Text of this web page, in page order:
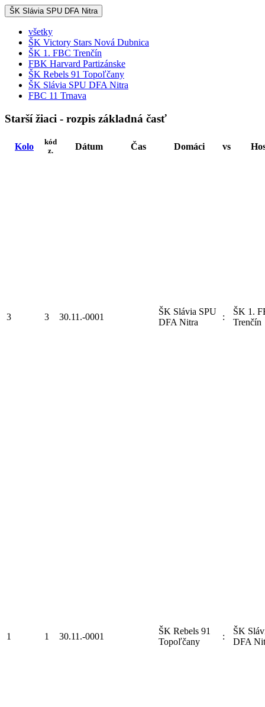
ŠK Slávia SPU DFA Nitra
všetky
ŠK Victory Stars Nová Dubnica
ŠK 1. FBC Trenčín
FBK Harvard Partizánske
ŠK Rebels 91 Topoľčany
ŠK Slávia SPU DFA Nitra
FBC 11 Trnava
Starší žiaci - rozpis základná časť
Kolo
kód
z.
Dátum Čas Domáci vs
3 3 30.11.-0001
ŠK Slávia SPU
DFA Nitra
:
ŠK 1.
Trenčín
1 1 30.11.-0001
ŠK Rebels 91
Topoľčany
:
ŠK
DFA